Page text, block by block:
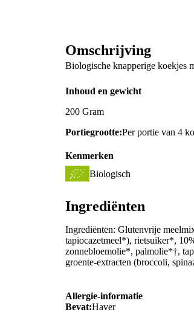
Omschrijving
Biologische knapperige koekjes
Inhoud en gewicht
200 Gram
Portiegrootte:Per portie van 4
Kenmerken
Biologisch
Ingrediënten
Ingrediënten: Glutenvrije
tapiocazetmeel*), rietsuiker*,
zonnebloemolie*, palmolie*†,
groente-extracten (broccoli,
Allergie-informatie
Bevat:Haver